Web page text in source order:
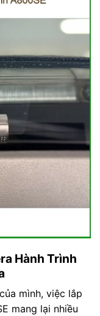
Hành Trình
mình, việc lắp
mang lại nhiều